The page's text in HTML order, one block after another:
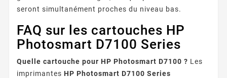
seront simultanément proches du niveau bas.
FAQ sur les cartouches HP
Photosmart D7100 Series
Quelle cartouche pour HP Photosmart D7100 ? Les
imprimantes HP Photosmart D7100 Series